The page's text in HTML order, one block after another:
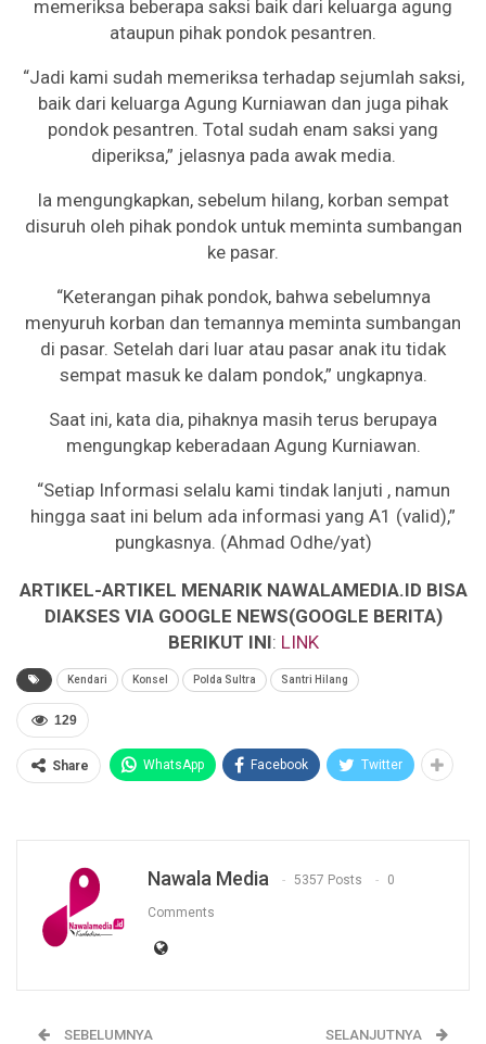
memeriksa beberapa saksi baik dari keluarga agung
ataupun pihak pondok pesantren.
“Jadi kami sudah memeriksa terhadap sejumlah saksi,
baik dari keluarga Agung Kurniawan dan juga pihak
pondok pesantren. Total sudah enam saksi yang
diperiksa,” jelasnya pada awak media.
Ia mengungkapkan, sebelum hilang, korban sempat
disuruh oleh pihak pondok untuk meminta sumbangan
ke pasar.
“Keterangan pihak pondok, bahwa sebelumnya
menyuruh korban dan temannya meminta sumbangan
di pasar. Setelah dari luar atau pasar anak itu tidak
sempat masuk ke dalam pondok,” ungkapnya.
Saat ini, kata dia, pihaknya masih terus berupaya
mengungkap keberadaan Agung Kurniawan.
“Setiap Informasi selalu kami tindak lanjuti , namun
hingga saat ini belum ada informasi yang A1 (valid),”
pungkasnya. (Ahmad Odhe/yat)
ARTIKEL-ARTIKEL MENARIK NAWALAMEDIA.ID BISA
DIAKSES VIA GOOGLE NEWS(GOOGLE BERITA)
BERIKUT INI: LINK
Kendari Konsel Polda Sultra Santri Hilang
129
Share WhatsApp Facebook Twitter
Nawala Media 5357 Posts 0
Comments
SEBELUMNYA SELANJUTNYA